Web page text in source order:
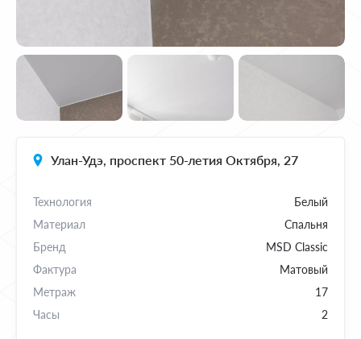
Улан-Удэ, проспект 50-летия Октября, 27
Технология
Белый
Материал
Спальня
Бренд
MSD Classic
Фактура
Матовый
Метраж
17
Часы
2